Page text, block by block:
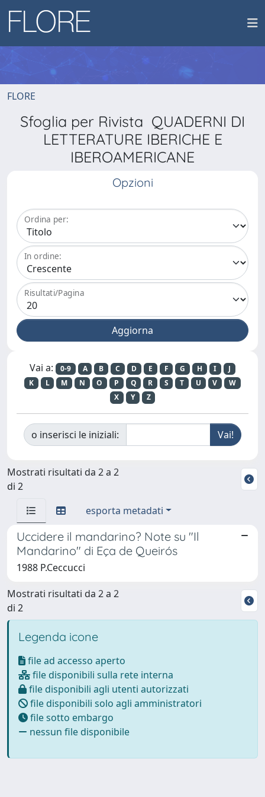
FLORE
Sfoglia per Rivista QUADERNI DI
LETTERATURE IBERICHE E
IBEROAMERICANE
Opzioni
Ordina per:
In ordine:
Risultati/Pagina
Vai a: 0-9 A B C D E F G H I
J
K
L M N O P Q R S T U V
W
X
Y Z
o inserisci le iniziali:
Mostrati risultati da 2 a 2
di 2
esporta metadati
Uccidere il mandarino? Note su "Il
Mandarino" di Eça de Queirós
1988 P.Ceccucci
Mostrati risultati da 2 a 2
di 2
Legenda icone
file ad accesso aperto
file disponibili sulla rete interna
file disponibili agli utenti autorizzati
file disponibili solo agli amministratori
file sotto embargo
nessun file disponibile